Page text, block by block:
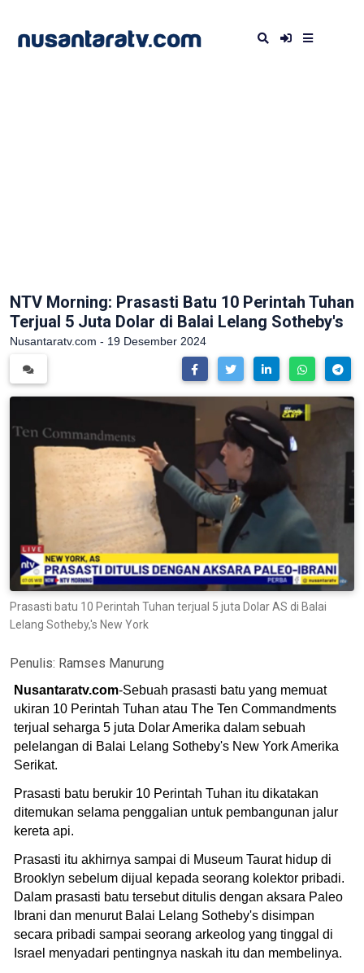
NTV Morning: Prasasti Batu 10 Perintah Tuhan
Terjual 5 Juta Dolar di Balai Lelang Sotheby's
Nusantaratv.com - 19 Desember 2024
Prasasti batu 10 Perintah Tuhan terjual 5 juta Dolar AS di Balai
Lelang Sotheby,'s New York
Penulis: Ramses Manurung
Nusantaratv.com-Sebuah prasasti batu yang memuat
ukiran 10 Perintah Tuhan atau The Ten Commandments
terjual seharga 5 juta Dolar Amerika dalam sebuah
pelelangan di Balai Lelang Sotheby's New York Amerika
Serikat.
Prasasti batu berukir 10 Perintah Tuhan itu dikatakan
ditemukan selama penggalian untuk pembangunan jalur
kereta api.
Prasasti itu akhirnya sampai di Museum Taurat hidup di
Brooklyn sebelum dijual kepada seorang kolektor pribadi.
Dalam prasasti batu tersebut ditulis dengan aksara Paleo
Ibrani dan menurut Balai Lelang Sotheby's disimpan
secara pribadi sampai seorang arkeolog yang tinggal di
Israel menyadari pentingnya naskah itu dan membelinya.